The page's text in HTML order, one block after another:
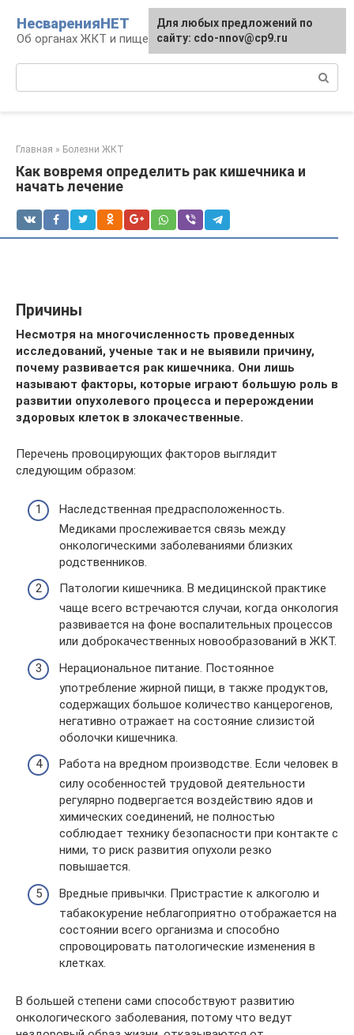
контенту
НесваренияНЕТ
Об органах ЖКТ и пищеварении
Главная » Болезни ЖКТ
Как вовремя определить рак кишечника и
начать лечение
Причины
Несмотря на многочисленность проведенных
исследований, ученые так и не выявили причину,
почему развивается рак кишечника. Они лишь
называют факторы, которые играют большую роль в
развитии опухолевого процесса и перерождении
здоровых клеток в злокачественные.
Перечень провоцирующих факторов выглядит
следующим образом:
Наследственная предрасположенность.
Медиками прослеживается связь между
онкологическими заболеваниями близких
родственников.
Патологии кишечника. В медицинской практике
чаще всего встречаются случаи, когда онкология
развивается на фоне воспалительных процессов
или доброкачественных новообразований в ЖКТ.
Нерациональное питание. Постоянное
употребление жирной пищи, в также продуктов,
содержащих большое количество канцерогенов,
негативно отражает на состояние слизистой
оболочки кишечника.
Работа на вредном производстве. Если человек в
силу особенностей трудовой деятельности
регулярно подвергается воздействию ядов и
химических соединений, не полностью
соблюдает технику безопасности при контакте с
ними, то риск развития опухоли резко
повышается.
Вредные привычки. Пристрастие к алкоголю и
табакокурение неблагоприятно отображается на
состоянии всего организма и способно
спровоцировать патологические изменения в
клетках.
В большей степени сами способствуют развитию
онкологического заболевания, потому что ведут
Для любых предложений по
сайту: cdo-nnov@cp9.ru